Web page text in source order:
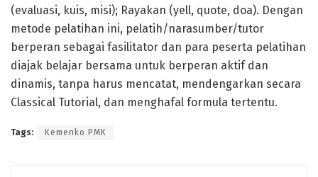
(evaluasi, kuis, misi); Rayakan (yell, quote, doa). Dengan
metode pelatihan ini, pelatih/narasumber/tutor
berperan sebagai fasilitator dan para peserta pelatihan
diajak belajar bersama untuk berperan aktif dan
dinamis, tanpa harus mencatat, mendengarkan secara
Classical Tutorial, dan menghafal formula tertentu.
Tags: Kemenko PMK